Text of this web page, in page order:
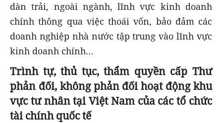
dàn trải, ngoài ngành, lĩnh vực kinh doanh
chính thông qua việc thoái vốn, bảo đảm các
doanh nghiệp nhà nước tập trung vào lĩnh vực
kinh doanh chính…
Trình tự, thủ tục, thẩm quyền cấp Thư
phản đối, không phản đối hoạt động khu
vực tư nhân tại Việt Nam của các tổ chức
tài chính quốc tế